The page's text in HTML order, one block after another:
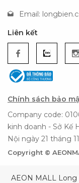
Email:
Liên kết
Chính sách bảo
Company code:
kinh doanh - Sở Kế
Nội ngày 21 tháng
Copyright ©
AEON MALL